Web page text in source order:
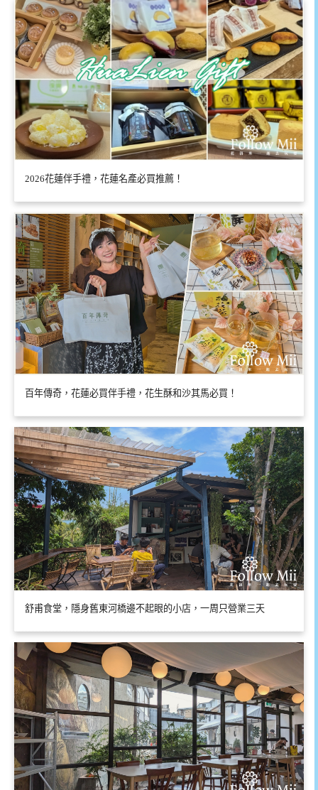
2026花蓮伴手禮，花蓮名產必買推薦！
百年傳奇，花蓮必買伴手禮，花生酥和沙其馬必買！
舒甫食堂，隱身舊東河橋邊不起眼的小店，一周只營業三天